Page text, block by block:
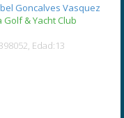
Goncalves Vasquez
& Yacht Club
Edad:13